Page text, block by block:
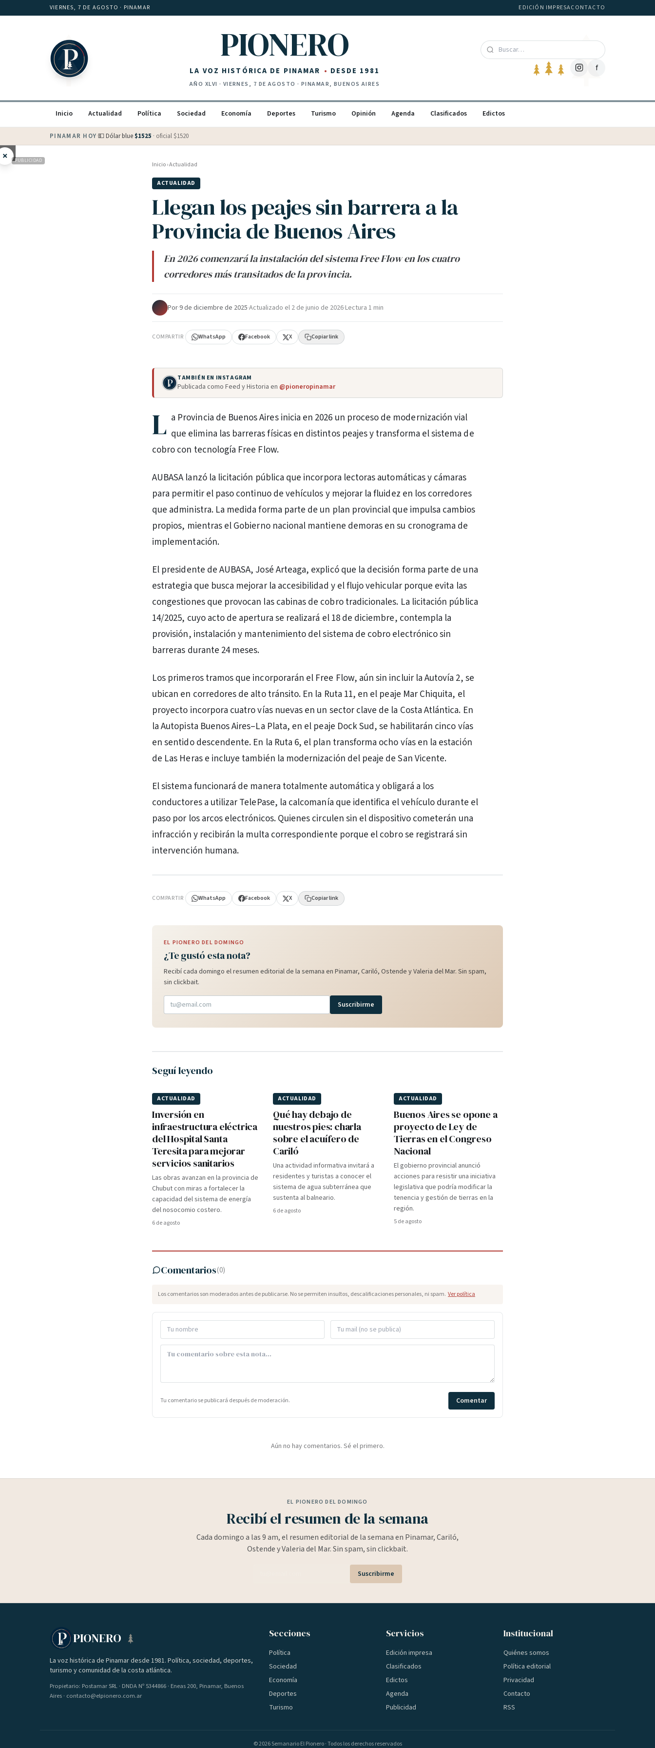
Saltar al contenidoVIERNES, 7 DE AGOSTO · PINAMAR EDICIÓN IMPRESACONTACTO
PIONERO
LA VOZ HISTÓRICA DE PINAMAR DESDE 1981
AÑO XLVI · VIERNES, 7 DE AGOSTO · PINAMAR, BUENOS AIRES
f
Inicio Actualidad Política Sociedad Economía Deportes Turismo Opinión Agenda Clasificados Edictos
PINAMAR HOY·💵 Dólar blue $1525 · oficial $1520
× PUBLICIDAD Inicio›Actualidad
ACTUALIDAD
Llegan los peajes sin barrera a la
Provincia de Buenos Aires
En 2026 comenzará la instalación del sistema Free Flow en los cuatro
corredores más transitados de la provincia.
Por·9 de diciembre de 2025·Actualizado el 2 de junio de 2026·Lectura 1 min
COMPARTIR WhatsApp Facebook X Copiar link
TAMBIÉN EN INSTAGRAM
Publicada como Feed y Historia en @pioneropinamar
L a Provincia de Buenos Aires inicia en 2026 un proceso de modernización vial
que elimina las barreras físicas en distintos peajes y transforma el sistema de
cobro con tecnología Free Flow.
AUBASA lanzó la licitación pública que incorpora lectoras automáticas y cámaras
para permitir el paso continuo de vehículos y mejorar la fluidez en los corredores
que administra. La medida forma parte de un plan provincial que impulsa cambios
propios, mientras el Gobierno nacional mantiene demoras en su cronograma de
implementación.
El presidente de AUBASA, José Arteaga, explicó que la decisión forma parte de una
estrategia que busca mejorar la accesibilidad y el flujo vehicular porque evita las
congestiones que provocan las cabinas de cobro tradicionales. La licitación pública
14/2025, cuyo acto de apertura se realizará el 18 de diciembre, contempla la
provisión, instalación y mantenimiento del sistema de cobro electrónico sin
barreras durante 24 meses.
Los primeros tramos que incorporarán el Free Flow, aún sin incluir la Autovía 2, se
ubican en corredores de alto tránsito. En la Ruta 11, en el peaje Mar Chiquita, el
proyecto incorpora cuatro vías nuevas en un sector clave de la Costa Atlántica. En
la Autopista Buenos Aires–La Plata, en el peaje Dock Sud, se habilitarán cinco vías
en sentido descendente. En la Ruta 6, el plan transforma ocho vías en la estación
de Las Heras e incluye también la modernización del peaje de San Vicente.
El sistema funcionará de manera totalmente automática y obligará a los
conductores a utilizar TelePase, la calcomanía que identifica el vehículo durante el
paso por los arcos electrónicos. Quienes circulen sin el dispositivo cometerán una
infracción y recibirán la multa correspondiente porque el cobro se registrará sin
intervención humana.
COMPARTIR WhatsApp Facebook X Copiar link
EL PIONERO DEL DOMINGO
¿Te gustó esta nota?
Recibí cada domingo el resumen editorial de la semana en Pinamar, Cariló, Ostende y Valeria del Mar. Sin spam,
sin clickbait.
Suscribirme
Seguí leyendo
ACTUALIDAD
Inversión en
infraestructura eléctrica
del Hospital Santa
Teresita para mejorar
servicios sanitarios
Las obras avanzan en la provincia de
Chubut con miras a fortalecer la
capacidad del sistema de energía
del nosocomio costero.
6 de agosto
ACTUALIDAD
Qué hay debajo de
nuestros pies: charla
sobre el acuífero de
Cariló
Una actividad informativa invitará a
residentes y turistas a conocer el
sistema de agua subterránea que
sustenta al balneario.
6 de agosto
ACTUALIDAD
Buenos Aires se opone a
proyecto de Ley de
Tierras en el Congreso
Nacional
El gobierno provincial anunció
acciones para resistir una iniciativa
legislativa que podría modificar la
tenencia y gestión de tierras en la
región.
5 de agosto
Comentarios(0)
Los comentarios son moderados antes de publicarse. No se permiten insultos, descalificaciones personales, ni spam. Ver política
Tu comentario se publicará después de moderación. Comentar
Aún no hay comentarios. Sé el primero.
EL PIONERO DEL DOMINGO
Recibí el resumen de la semana
Cada domingo a las 9 am, el resumen editorial de la semana en Pinamar, Cariló,
Ostende y Valeria del Mar. Sin spam, sin clickbait.
Suscribirme
PIONERO
La voz histórica de Pinamar desde 1981. Política, sociedad, deportes,
turismo y comunidad de la costa atlántica.
Propietario: Postamar SRL · DNDA Nº 5344866 · Eneas 200, Pinamar, Buenos
Aires · contacto@elpionero.com.ar
Secciones
Política
Sociedad
Economía
Deportes
Turismo
Servicios
Edición impresa
Clasificados
Edictos
Agenda
Publicidad
Institucional
Quiénes somos
Política editorial
Privacidad
Contacto
RSS
©2026Semanario El Pionero · Todos los derechos reservados